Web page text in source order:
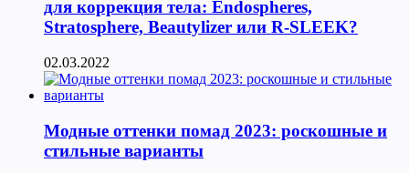
для коррекция тела: Endospheres,
Stratosphere, Beautylizer или R-SLEEK?
02.03.2022
Модные оттенки помад 2023: роскошные и
стильные варианты